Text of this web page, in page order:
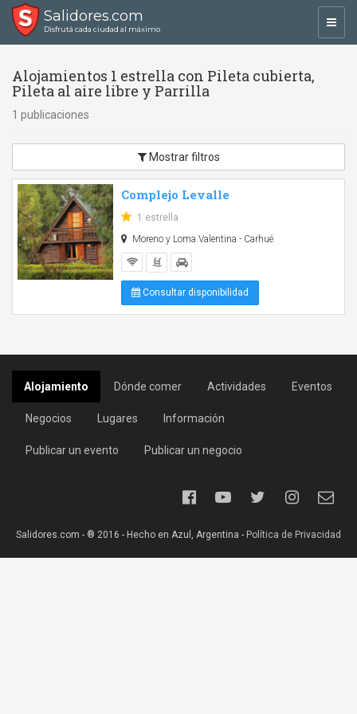
Salidores.com
Disfrutá cada ciudad al máximo
Alojamientos 1 estrella con Pileta cubierta,
Pileta al aire libre y Parrilla
1 publicaciones
Mostrar filtros
Complejo Levalle
1 estrella
Moreno y Loma Valentina - Carhué
Consultar disponibilidad
Alojamiento Dónde comer Actividades Eventos
Negocios Lugares Información
Publicar un evento Publicar un negocio
Salidores.com - ® 2016 - Hecho en Azul, Argentina - Política de Privacidad